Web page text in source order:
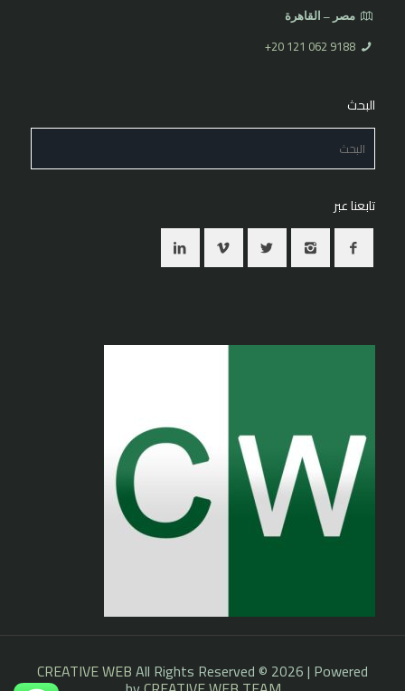
مصر – القاهرة
⁦+20 121 062 9188⁩
البحث
تابعنا عبر
CREATIVE WEBAll Rights Reserved © 2026 | Powered